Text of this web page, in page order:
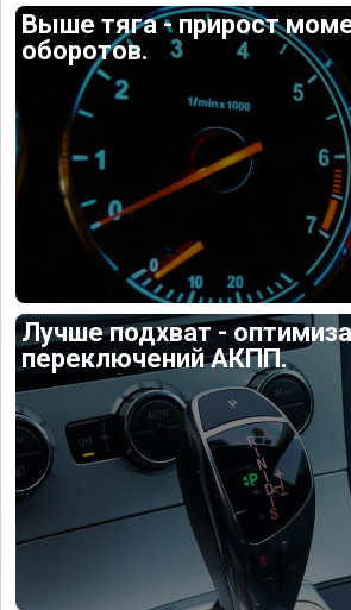
Выше тяга - прирост
оборотов.
Лучше подхват -
переключений АКПП.